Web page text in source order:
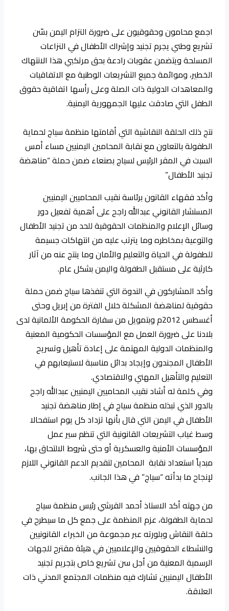
اجمع محامون وحقوقيون على ضرورة التزام اليمن بسّن
تشريع وطني يجرم تجنيد وإشراك الأطفال في النزاعات
المسلحة ويتضمن عقوبات رادعة بحق مرتكبي هذا الانتهاك
الخطير، وموائمة جميع التشريعات الوطنية مع الاتفاقيات
والمعاهدات الدولية ذات الصلة وعلى رأسها اتفاقية حقوق
الطفل التي صادقت عليها الجمهورية اليمنية.
نتج ذلك الحلقة النقاشية التي أقامتها منظمة سياج لحماية
الطفولة بالتعاون مع نقابة المحامين اليمنيين مساء أمس
السبت في المقر الرئيس لسياج بصنعاء ضمن حملة “مناهضة
تجنيد الأطفال”
وأكد فقهاء القانون برئاسة نقيب المحاميين اليمنيين
المستشار القانوني عبدالله راجح على أهمية تفعيل دور
وسائل الإعلام والمنظمات الحقوقية للحد من تجنيد الأطفال
والتوعية بمخاطره وما يترتب عليه من انتهاكات جسيمة
للطفولة في الحياة والتعليم والأمان وما ينتج عنه من آثار
كارثية على مستقبل الطفولة واليمن بشكل عام.
وأكد المشاركون في الندوة التي تنفذها سياج ضمن حملة
حقوقية لمناهضة المشكلة خلال الفترة من إبريل وحتى
أغسطس 2012م وبتمويل من سفارة الحكومة الألمانية لدى
بلادنا على ضرورة العمل مع المؤسسات الحكومية المعنية
والمنظمات الدولية المهتمة على إعادة تأهيل وتسريح
الأطفال المجندون وإيجاد بدائل مناسبة لاستيعابهم في
التعليم والتأهيل المهني والاقتصادي.
وفي كلمة له أشاد نقيب المحاميين اليمنيين عبدالله راجح
بالدور الذي تبذله منظمة سياج في إطار مناهضة تجنيد
الأطفال في اليمن التي قال بأنها تزداد كل يوم استفحالا
وسط غياب التشريعات القانونية التي تنظم سير عمل
المؤسسات الأمنية والعسكرية أو حتى شروط الالتحاق بها،
مبدياً استعداد نقابة المحامين لتقديم الدعم القانوني اللازم
لإنجاح ما بدأته “سياج” في هذا الجانب.
من جهته أكد الاستاذ أحمد القرشي رئيس منظمة سياج
لحماية الطفولة، عزم المنظمة على جمع كل ما سيطرح في
حلقة النقاش وبلورته عبر مجموعة من الخبراء القانونيين
والنشطاء الحقوقيين والإعلاميين في هيئة مقترح للجهات
الرسمية المعنية من أجل سن تشريع خاص بتجريم تجنيد
الأطفال اليمنيين تشارك فيه منظمات المجتمع المدني ذات
العلاقة.